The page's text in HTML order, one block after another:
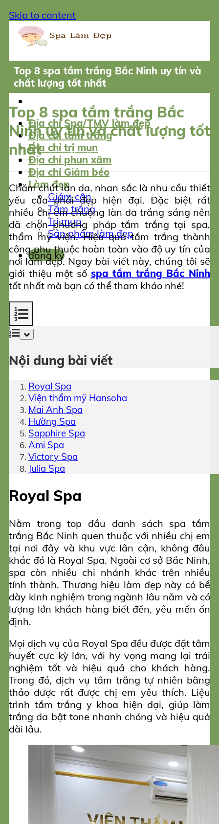
Skip to content
Địa chỉ Spa/TMV làm đẹp
Địa chỉ tắm trắng
Địa chỉ trị mụn
Địa chỉ phun xăm
Địa chỉ Giảm béo
Làm đẹp
Giảm cân
Tắm trắng
Trị mụn
Sản phẩm làm đẹp
đăng ký
Top 8 spa tắm trắng Bắc Ninh uy tín và
chất lượng tốt nhất
Top 8 spa tắm trắng Bắc
Ninh uy tín và chất lượng tốt
nhất
Chăm chút làn da, nhan sắc là nhu cầu thiết
yếu của phái đẹp hiện đại. Đặc biệt rất
nhiều chị em chuộng làn da trắng sáng nên
đã chọn phương pháp tắm trắng tại spa,
thẩm mỹ viện. Hiệu quả tắm trắng thành
công phụ thuộc hoàn toàn vào độ uy tín của
nơi làm đẹp. Ngay bài viết này, chúng tôi sẽ
giới thiệu một số spa tắm trắng Bắc Ninh
tốt nhất mà bạn có thể tham khảo nhé!
Nội dung bài viết
Royal Spa
Viện thẩm mỹ Hansoha
Mai Anh Spa
Hường Spa
Sapphire Spa
Ami Spa
Victory Spa
Julia Spa
Royal Spa
Nằm trong top đầu danh sách spa tắm
trắng Bắc Ninh quen thuộc với nhiều chị em
tại nơi đây và khu vực lân cận, không đâu
khác đó là Royal Spa. Ngoài cơ sở Bắc Ninh,
spa còn nhiều chi nhánh khác trên nhiều
tỉnh thành. Thương hiệu làm đẹp này có bề
dày kinh nghiệm trong ngành lâu năm và có
lượng lớn khách hàng biết đến, yêu mến ổn
định.
Mọi dịch vụ của Royal Spa đều được đặt tâm
huyết cực kỳ lớn, với hy vọng mang lại trải
nghiệm tốt và hiệu quả cho khách hàng.
Trong đó, dịch vụ tắm trắng tự nhiên bằng
thảo dược rất được chị em yêu thích. Liệu
trình tắm trắng y khoa hiện đại, giúp làm
trắng da bật tone nhanh chóng và hiệu quả
dài lâu.